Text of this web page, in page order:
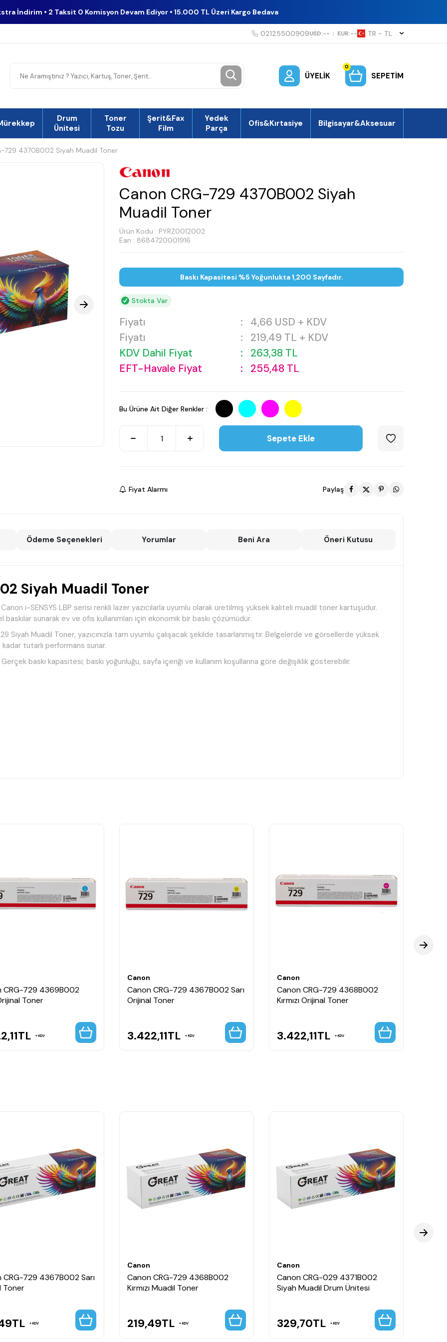
İndirim • 2 Taksit 0 Komisyon Devam Ediyor • 15.000 TL Üzeri Kargo Bedava
02125500909USD:-- | EUR:-- TR − TL
ÜYELIK
0
SEPETIM
Drum
Ünitesi
Toner
Tozu
Şerit&Fax
Film
Yedek
Parça
Ofis&Kırtasiye Bilgisayar&Aksesuar
729 4370B002 Siyah Muadil Toner
Canon CRG-729 4370B002 Siyah
Muadil Toner
Ürün Kodu : PYRZ0012002
Ean : 8684720001916
Baskı Kapasitesi %5 Yoğunlukta 1,200 Sayfadır.
Stokta Var
Fiyatı : 4,66 USD + KDV
Fiyatı
: 219,49 TL + KDV
KDV Dahil Fiyat
: 263,38 TL
EFT-Havale Fiyat
: 255,48 TL
Bu Ürüne Ait Diğer Renkler :
Sepete Ekle
Fiyat Alarmı Paylaş
Ödeme Seçenekleri Yorumlar Beni Ara Öneri Kutusu
Siyah Muadil Toner
i-SENSYS LBP serisi renkli lazer yazıcılarla uyumlu olarak üretilmiş yüksek kaliteli muadil toner kartuşudur.
sunarak ev ve ofis kullanımları için ekonomik bir baskı çözümüdür.
Siyah Muadil Toner, yazıcınızla tam uyumlu çalışacak şekilde tasarlanmıştır. Belgelerde ve görsellerde yüksek
tutarlı performans sunar.
baskı kapasitesi; baskı yoğunluğu, sayfa içeriği ve kullanım koşullarına göre değişiklik gösterebilir.
CRG-729 4369B002
Toner
TL KDV
Canon
Canon CRG-729 4367B002 Sarı
Orijinal Toner
3.422,11TL KDV
Canon
Canon CRG-729 4368B002
Kırmızı Orijinal Toner
3.422,11TL KDV
CRG-729 4367B002 Sarı
Toner
TL KDV
Canon
Canon CRG-729 4368B002
Kırmızı Muadil Toner
219,49TL KDV
Canon
Canon CRG-029 4371B002
Siyah Muadil Drum Ünitesi
329,70TL KDV